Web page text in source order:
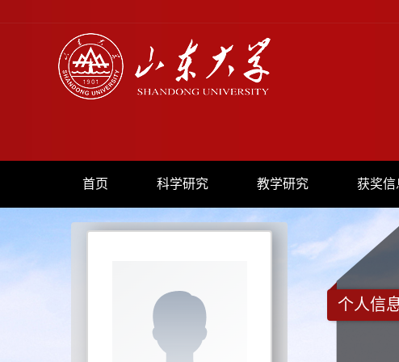
首页 科学研究 教学研究 获奖信
个人信